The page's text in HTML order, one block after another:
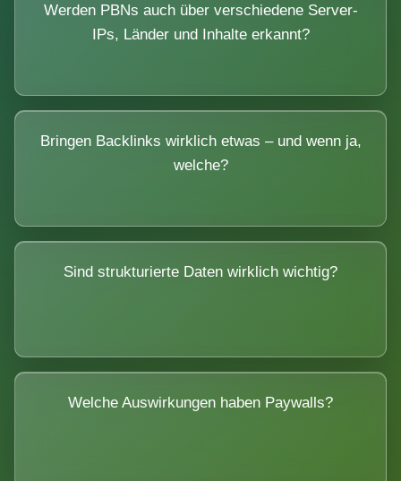
Werden PBNs auch über verschiedene Server-
IPs, Länder und Inhalte erkannt?
Bringen Backlinks wirklich etwas – und wenn ja,
welche?
Sind strukturierte Daten wirklich wichtig?
Welche Auswirkungen haben Paywalls?